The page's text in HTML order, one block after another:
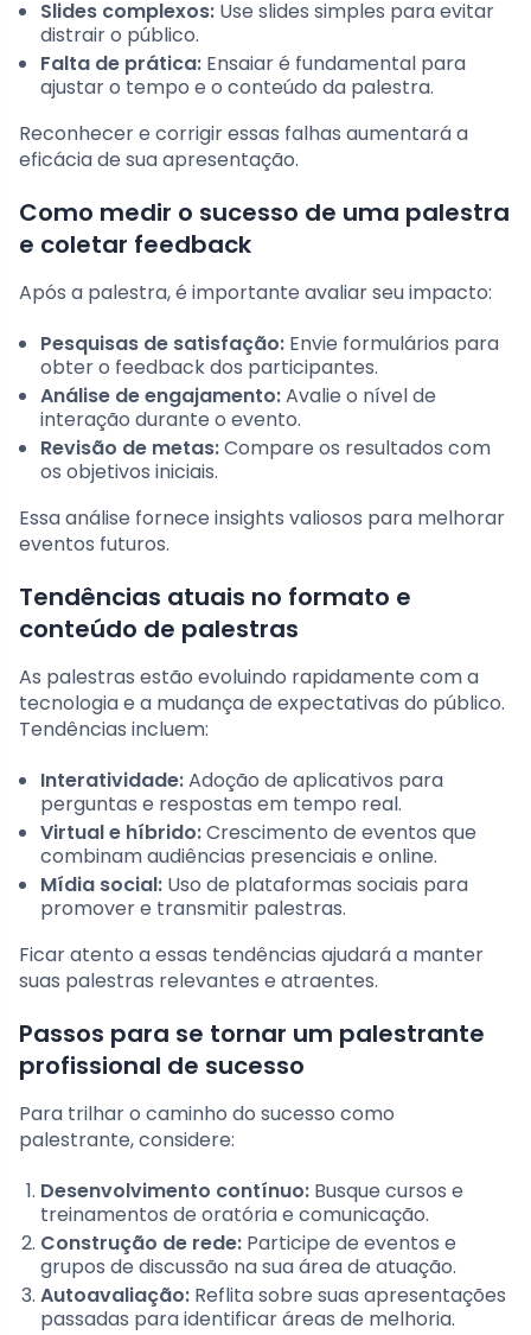
Slides complexos: Use slides simples para evitar
distrair o público.
Falta de prática: Ensaiar é fundamental para
ajustar o tempo e o conteúdo da palestra.
Reconhecer e corrigir essas falhas aumentará a
eficácia de sua apresentação.
Como medir o sucesso de uma palestra
e coletar feedback
Após a palestra, é importante avaliar seu impacto:
Pesquisas de satisfação: Envie formulários para
obter o feedback dos participantes.
Análise de engajamento:Avalie o nível de
interação durante o evento.
Revisão de metas:Compare os resultados com
os objetivos iniciais.
Essa análise fornece insights valiosos para melhorar
eventos futuros.
Tendências atuais no formato e
conteúdo de palestras
As palestras estão evoluindo rapidamente com a
tecnologia e a mudança de expectativas do público.
Tendências incluem:
Interatividade:Adoção de aplicativos para
perguntas e respostas em tempo real.
Virtual e híbrido:Crescimento de eventos que
combinam audiências presenciais e online.
Mídia social: Uso de plataformas sociais para
promover e transmitir palestras.
Ficar atento a essas tendências ajudará a manter
suas palestras relevantes e atraentes.
Passos para se tornar um palestrante
profissional de sucesso
Para trilhar o caminho do sucesso como
palestrante, considere:
Desenvolvimento contínuo: Busque cursos e
treinamentos de oratória e comunicação.
Construção de rede: Participe de eventos e
grupos de discussão na sua área de atuação.
Autoavaliação: Reflita sobre suas apresentações
passadas para identificar áreas de melhoria.